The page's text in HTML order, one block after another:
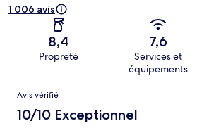
1 006 avis
8,4
Propreté
7,6
Services et
équipements
Avis
Avis vérifié
10/10 Exceptionnel